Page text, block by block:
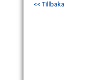
<< Tillbaka